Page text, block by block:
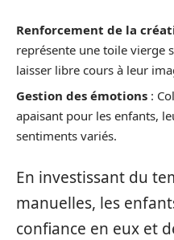
Renforcement de la
représente une toile vierge
laisser libre cours à leur
Gestion des émotions :
apaisant pour les enfants,
sentiments variés.
En investissant du
manuelles, les
confiance en eux et